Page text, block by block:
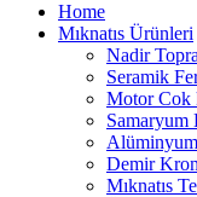
Home
Mıknatıs Ürünleri
Nadir
Seramik
Motor Cok
Samaryum
Demir
Mıknatıs